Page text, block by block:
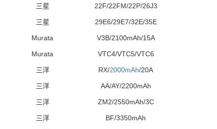
三星 22F/22FM/22P/26J3
三星 29E6/29E7/32E/35E
Murata V3B/2100mAh/15A
Murata VTC4/VTC5/VTC6
三洋 RX/2000mAh/20A
三洋 AA/AY/2200mAh
三洋 ZM2/2550mAh/3C
三洋 BF/3350mAh